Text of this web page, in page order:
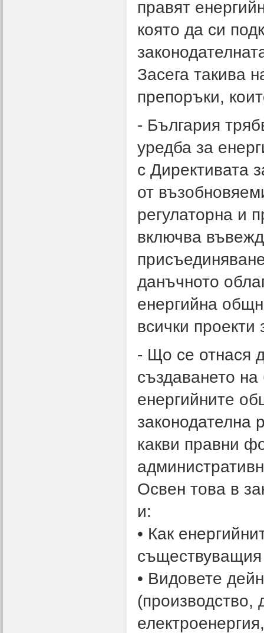
правят
която да си
Засега такива
препоръки,
- България
уредба за
с Директивата
от
регулаторна и
включва
данъчното
енергийна
всички
- Що се отнася
създаването
енергийните
законодателна
какви правни
Освен това в
и:
• Как
съществуващия
• Видовете
(производство,